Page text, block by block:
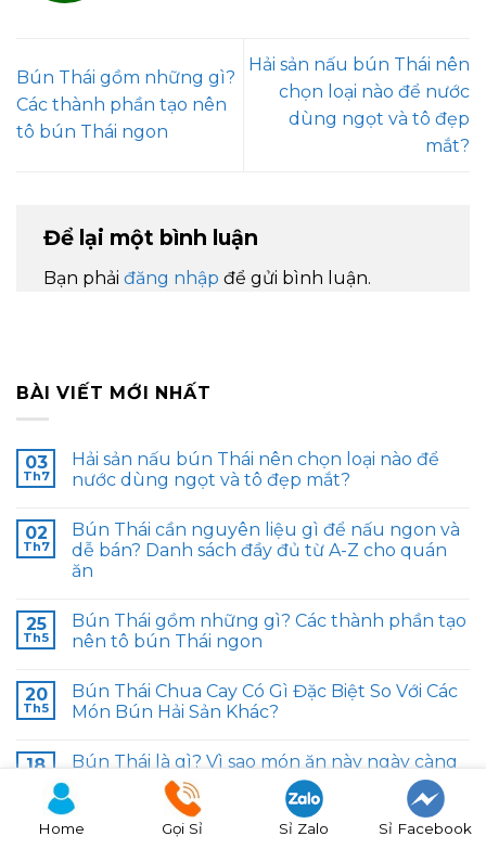
Bún Thái gồm những gì?
Các thành phần tạo nên
tô bún Thái ngon
Hải sản nấu bún Thái nên
chọn loại nào để nước
dùng ngọt và tô đẹp
mắt?
Để lại một bình luận
Bạn phải đăng nhập để gửi bình luận.
BÀI VIẾT MỚI NHẤT
03
Th7
Hải sản nấu bún Thái nên chọn loại nào để
nước dùng ngọt và tô đẹp mắt?
02
Th7
Bún Thái cần nguyên liệu gì để nấu ngon và
dễ bán? Danh sách đầy đủ từ A-Z cho quán
ăn
25
Th5
Bún Thái gồm những gì? Các thành phần tạo
nên tô bún Thái ngon
20
Th5
Bún Thái Chua Cay Có Gì Đặc Biệt So Với Các
Món Bún Hải Sản Khác?
18
Bún Thái là gì? Vì sao món ăn này ngày càng
hút khách tại Việt Nam?
Home Gọi Sỉ Sỉ Zalo Sỉ Facebook